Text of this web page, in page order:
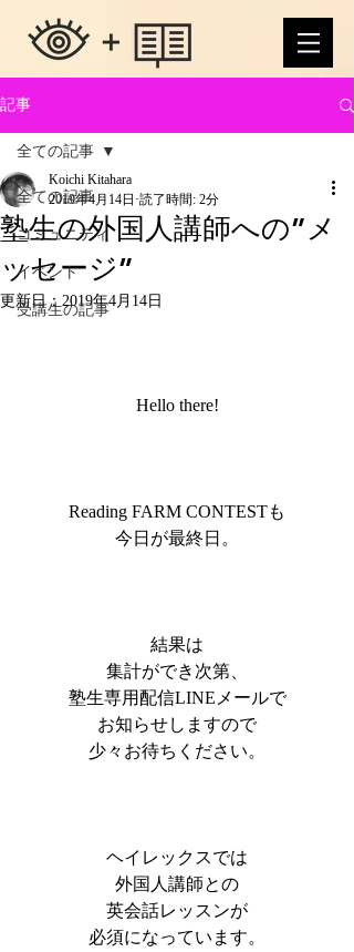
記事
全ての記事
コミュニティ
イベント
受講生の記事
全ての記事
塾生の外国人講師への”メ
ッセージ”
Koichi Kitahara
2019年4月14日 読了時間: 2分
更新日： 2019年4月14日
Hello there!
Reading FARM CONTESTも
今日が最終日。
結果は
集計ができ次第、
塾生専用配信LINEメールで
お知らせしますので
少々お待ちください。
ヘイレックスでは
外国人講師との
英会話レッスンが
必須になっています。